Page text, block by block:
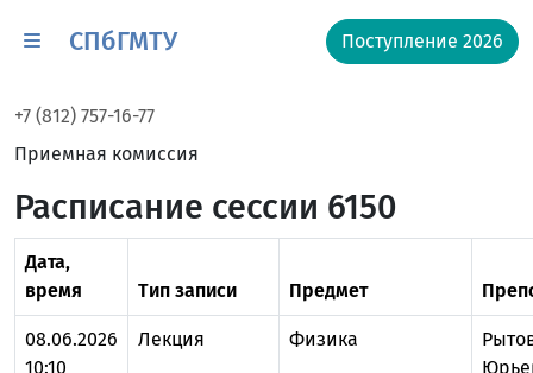
СПбГМТУ Поступление 2026
+7 (812) 757-16-77
Приемная комиссия
Расписание сессии 6150
Дата,
время
Тип записи Предмет
08.06.2026
10:10
Лекция Физика